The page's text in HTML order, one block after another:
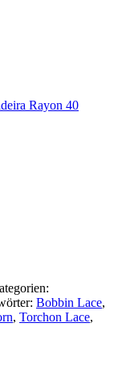
Rayon 40
Bobbin Lace,
, Torchon Lace,